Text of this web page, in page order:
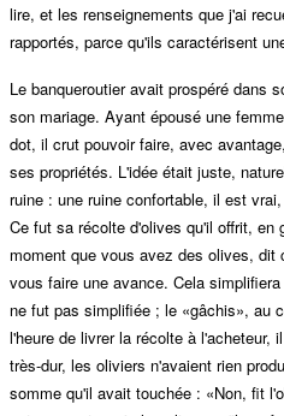
lire, et les renseignements que j'ai
rapportés, parce qu'ils caractérisent
Le banqueroutier avait prospéré dans
son mariage. Ayant épousé une
dot, il crut pouvoir faire, avec
ses propriétés. L'idée était juste,
ruine : une ruine confortable, il est
Ce fut sa récolte d'olives qu'il offrit,
moment que vous avez des olives,
vous faire une avance. Cela
ne fut pas simplifiée ; le «gâchis», au
l'heure de livrer la récolte à l'acheteur,
très-dur, les oliviers n'avaient rien
somme qu'il avait touchée : «Non, fit